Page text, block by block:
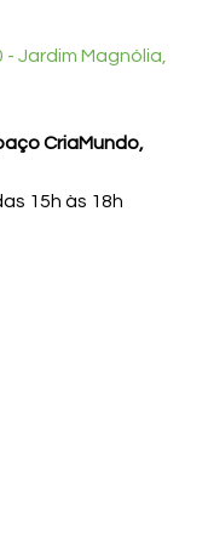
Jardim Magnólia,
CriaMundo,
15h às 18h